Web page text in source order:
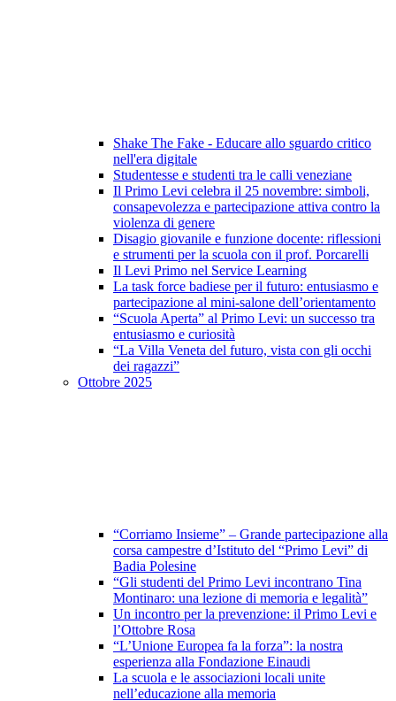
Shake The Fake - Educare allo sguardo critico
nell'era digitale
Studentesse e studenti tra le calli veneziane
Il Primo Levi celebra il 25 novembre: simboli,
consapevolezza e partecipazione attiva contro la
violenza di genere
Disagio giovanile e funzione docente: riflessioni
e strumenti per la scuola con il prof. Porcarelli
Il Levi Primo nel Service Learning
La task force badiese per il futuro: entusiasmo e
partecipazione al mini-salone dell’orientamento
“Scuola Aperta” al Primo Levi: un successo tra
entusiasmo e curiosità
“La Villa Veneta del futuro, vista con gli occhi
dei ragazzi”
Ottobre 2025
“Corriamo Insieme” – Grande partecipazione alla
corsa campestre d’Istituto del “Primo Levi” di
Badia Polesine
“Gli studenti del Primo Levi incontrano Tina
Montinaro: una lezione di memoria e legalità”
Un incontro per la prevenzione: il Primo Levi e
l’Ottobre Rosa
“L’Unione Europea fa la forza”: la nostra
esperienza alla Fondazione Einaudi
La scuola e le associazioni locali unite
nell’educazione alla memoria